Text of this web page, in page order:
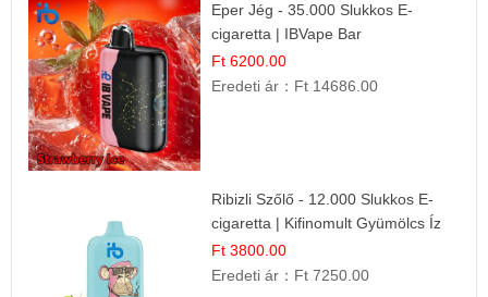
Eper Jég - 35.000 Slukkos E-
cigaretta | IBVape Bar
Ft 6200.00
Eredeti ár： Ft 14686.00
Ribizli Szőlő - 12.000 Slukkos E-
cigaretta | Kifinomult Gyümölcs Íz
Ft 3800.00
Eredeti ár： Ft 7250.00